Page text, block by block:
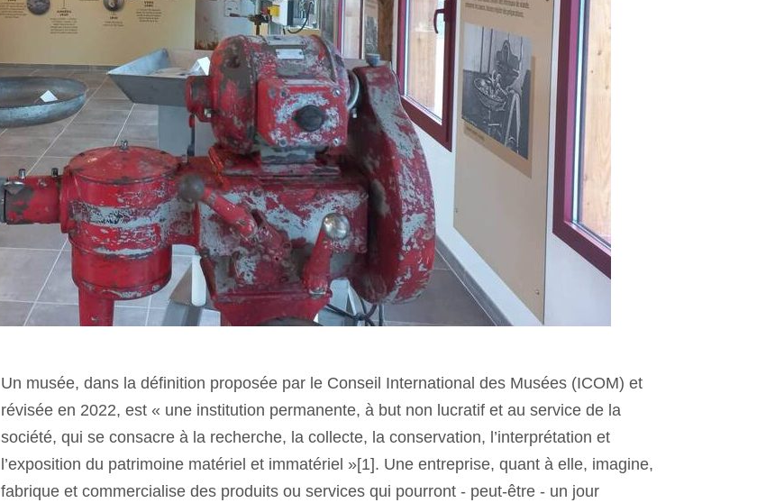
Un musée, dans la définition proposée par le Conseil International des Musées (ICOM) et
révisée en 2022, est « une institution permanente, à but non lucratif et au service de la
société, qui se consacre à la recherche, la collecte, la conservation, l’interprétation et
l’exposition du patrimoine matériel et immatériel »[1]. Une entreprise, quant à elle, imagine,
fabrique et commercialise des produits ou services qui pourront - peut-être - un jour